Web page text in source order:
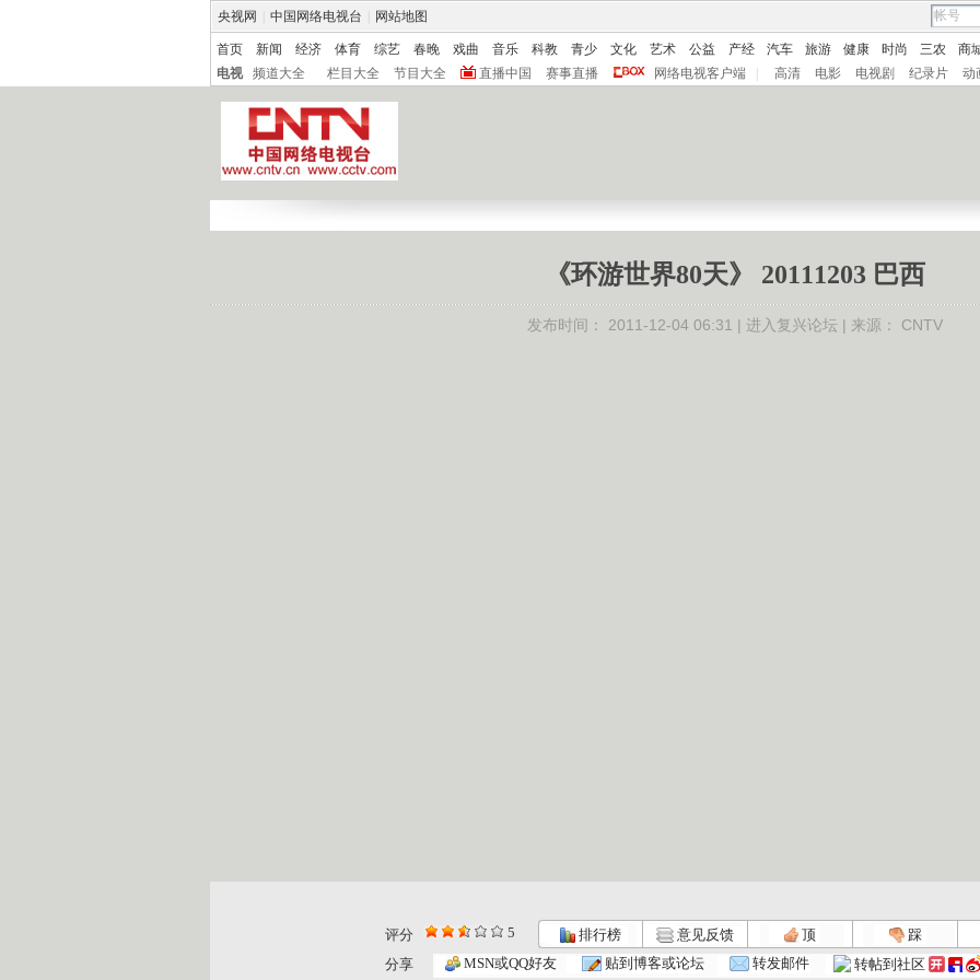
央视网 中国网络电视台 网站地图
首页 新闻 经济 体育 综艺 春晚 戏曲 音乐 科教 青少 文化 艺术 公益 产经 汽车 旅游 健康 时尚 三农
商
电视
频道大全 栏目大全 节目大全 直播中国 赛事直播 网络电视客户端 高清 电影 电视剧 纪录片 动
《环游世界80天》 20111203 巴西
发布时间： 2011-12-04 06:31 | 进入复兴论坛 | 来源： CNTV
评分 5 排行榜 意见反馈 顶
踩
分享
MSN或QQ好友 贴到博客或论坛 转发邮件 转帖到社区